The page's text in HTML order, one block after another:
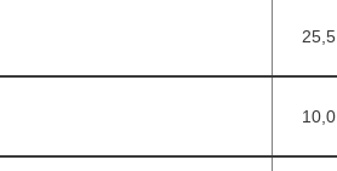
25,5
10,0